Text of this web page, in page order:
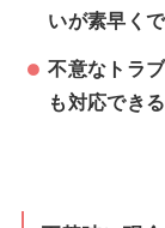
いが素早くで
不意なトラ
も対応できる